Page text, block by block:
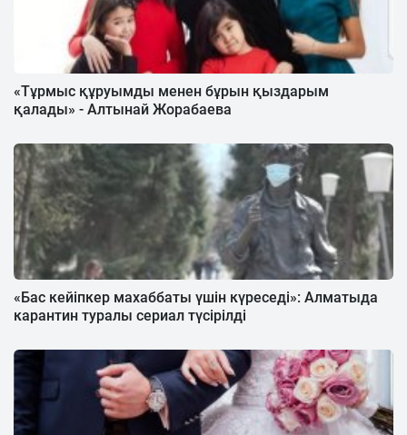
«Тұрмыс құруымды менен бұрын қыздарым
қалады» - Алтынай Жорабаева
«Бас кейіпкер махаббаты үшін күреседі»: Алматыда
карантин туралы сериал түсірілді